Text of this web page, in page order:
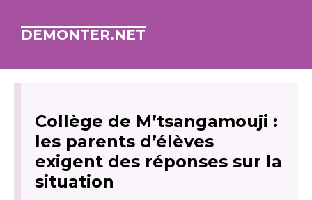
DEMONTER.NET
Collège de M’tsangamouji :
les parents d’élèves
exigent des réponses sur la
situation